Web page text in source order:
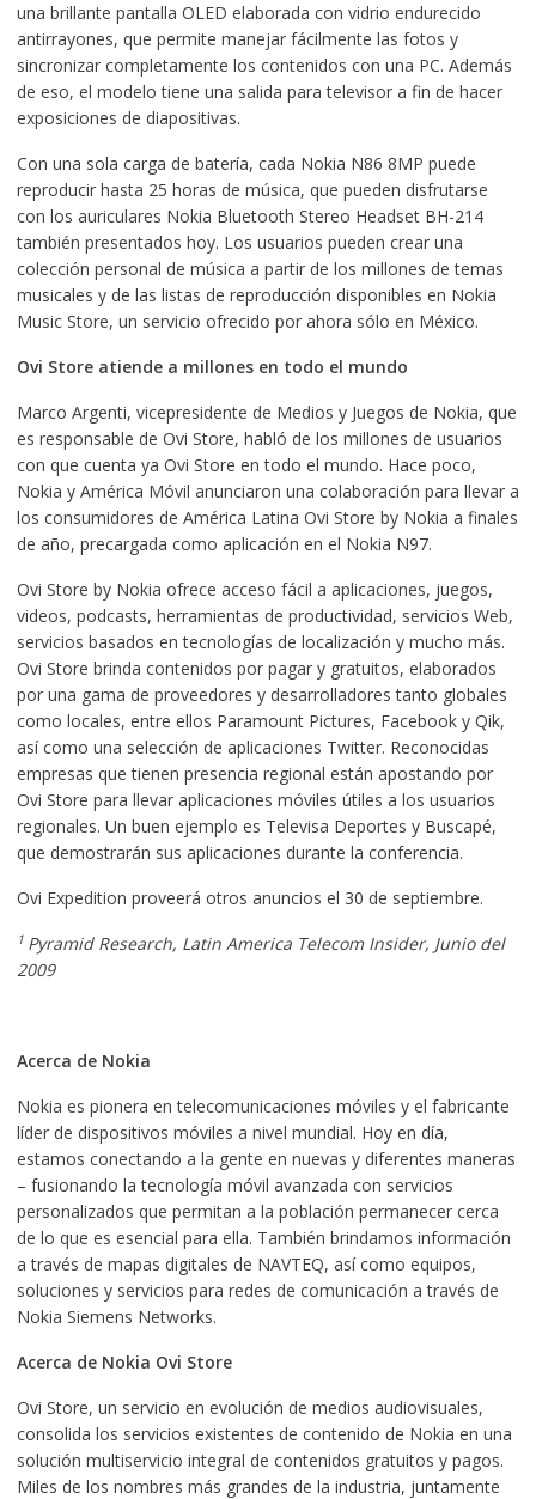
una brillante pantalla OLED elaborada con vidrio endurecido
antirrayones, que permite manejar fácilmente las fotos y
sincronizar completamente los contenidos con una PC. Además
de eso, el modelo tiene una salida para televisor a fin de hacer
exposiciones de diapositivas.
Con una sola carga de batería, cada Nokia N86 8MP puede
reproducir hasta 25 horas de música, que pueden disfrutarse
con los auriculares Nokia Bluetooth Stereo Headset BH-214
también presentados hoy. Los usuarios pueden crear una
colección personal de música a partir de los millones de temas
musicales y de las listas de reproducción disponibles en Nokia
Music Store, un servicio ofrecido por ahora sólo en México.
Ovi Store atiende a millones en todo el mundo
Marco Argenti, vicepresidente de Medios y Juegos de Nokia, que
es responsable de Ovi Store, habló de los millones de usuarios
con que cuenta ya Ovi Store en todo el mundo. Hace poco,
Nokia y América Móvil anunciaron una colaboración para llevar a
los consumidores de América Latina Ovi Store by Nokia a finales
de año, precargada como aplicación en el Nokia N97.
Ovi Store by Nokia ofrece acceso fácil a aplicaciones, juegos,
videos, podcasts, herramientas de productividad, servicios Web,
servicios basados en tecnologías de localización y mucho más.
Ovi Store brinda contenidos por pagar y gratuitos, elaborados
por una gama de proveedores y desarrolladores tanto globales
como locales, entre ellos Paramount Pictures, Facebook y Qik,
así como una selección de aplicaciones Twitter. Reconocidas
empresas que tienen presencia regional están apostando por
Ovi Store para llevar aplicaciones móviles útiles a los usuarios
regionales. Un buen ejemplo es Televisa Deportes y Buscapé,
que demostrarán sus aplicaciones durante la conferencia.
Ovi Expedition proveerá otros anuncios el 30 de septiembre.
1 Pyramid Research, Latin America Telecom Insider, Junio del
2009
Acerca de Nokia
Nokia es pionera en telecomunicaciones móviles y el fabricante
líder de dispositivos móviles a nivel mundial. Hoy en día,
estamos conectando a la gente en nuevas y diferentes maneras
– fusionando la tecnología móvil avanzada con servicios
personalizados que permitan a la población permanecer cerca
de lo que es esencial para ella. También brindamos información
a través de mapas digitales de NAVTEQ, así como equipos,
soluciones y servicios para redes de comunicación a través de
Nokia Siemens Networks.
Acerca de Nokia Ovi Store
Ovi Store, un servicio en evolución de medios audiovisuales,
consolida los servicios existentes de contenido de Nokia en una
solución multiservicio integral de contenidos gratuitos y pagos.
Miles de los nombres más grandes de la industria, juntamente